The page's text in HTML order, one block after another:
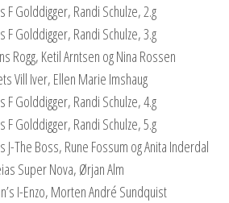
F Golddigger, Randi Schulze, 2.g
F Golddigger, Randi Schulze, 3.g
Rogg, Ketil Arntsen og Nina Rossen
Vill Iver, Ellen Marie Imshaug
F Golddigger, Randi Schulze, 4.g
F Golddigger, Randi Schulze, 5.g
J-The Boss, Rune Fossum og Anita Inderdal
Super Nova, Ørjan Alm
I-Enzo, Morten André Sundquist